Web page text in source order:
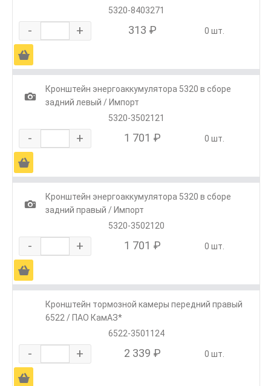
5320-8403271
- + 313 ₽ 0 шт.
Ä
1
Кронштейн энергоаккумулятора 5320 в сборе
задний левый / Импорт
5320-3502121
- + 1 701 ₽ 0 шт.
Ä
1
Кронштейн энергоаккумулятора 5320 в сборе
задний правый / Импорт
5320-3502120
- + 1 701 ₽ 0 шт.
Ä
Кронштейн тормозной камеры передний правый
6522 / ПАО КамАЗ*
6522-3501124
- + 2 339 ₽ 0 шт.
Ä